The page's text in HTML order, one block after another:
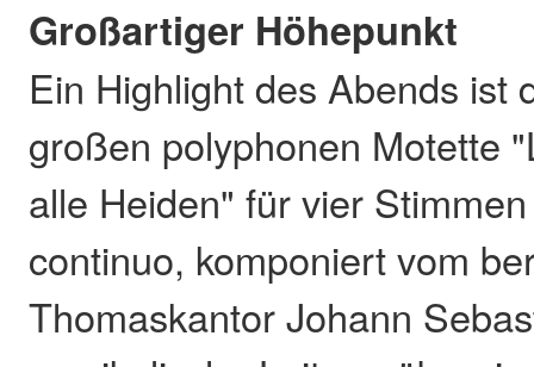
Großartiger Höhepunkt
Ein Highlight des Abends ist
großen polyphonen Motette
alle Heiden" für vier
continuo, komponiert vom
Thomaskantor Johann